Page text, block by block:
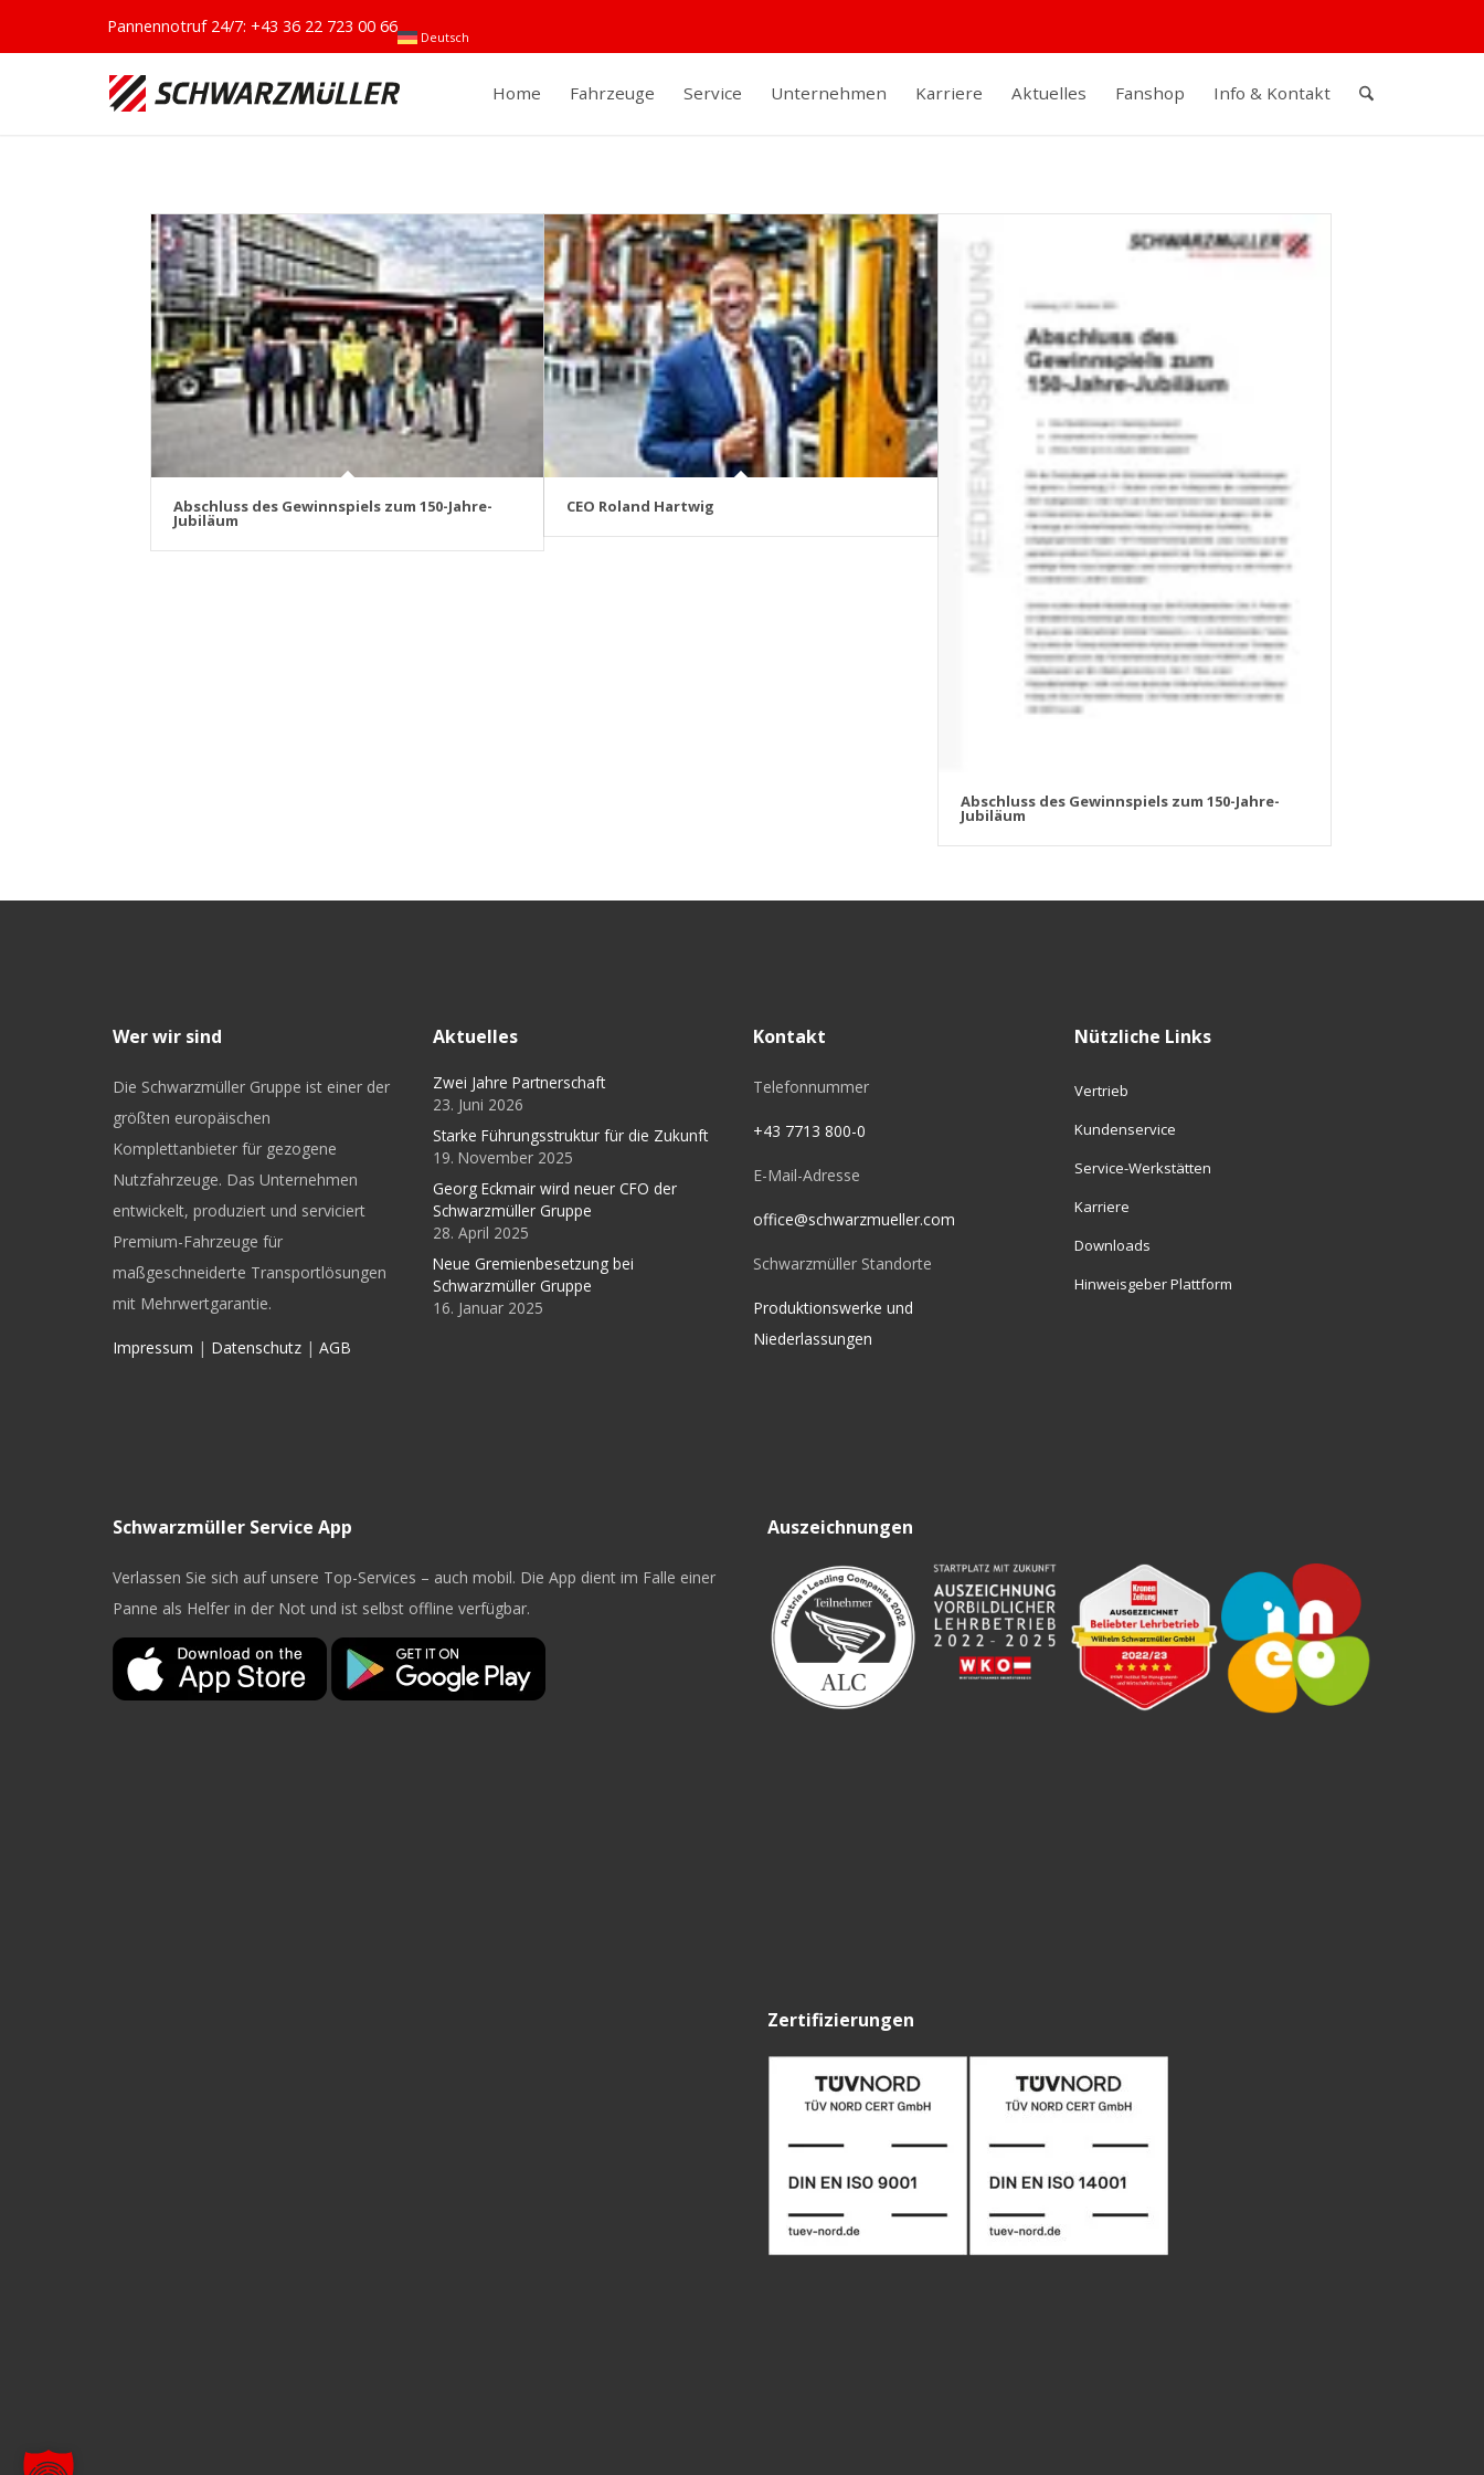
Deutsch
Pannennotruf 24/7: +43 36 22 723 00 66
Home Fahrzeuge Service Unternehmen Karriere Aktuelles Fanshop Info & Kontakt
Abschluss des Gewinnspiels zum 150-Jahre-
Jubiläum
CEO Roland Hartwig
Abschluss des Gewinnspiels zum 150-Jahre-
Jubiläum
Wer wir sind
Die Schwarzmüller Gruppe ist einer der
größten europäischen
Komplettanbieter für gezogene
Nutzfahrzeuge. Das Unternehmen
entwickelt, produziert und serviciert
Premium-Fahrzeuge für
maßgeschneiderte Transportlösungen
mit Mehrwertgarantie.
Impressum | Datenschutz | AGB
Aktuelles
Zwei Jahre Partnerschaft
23. Juni 2026
Starke Führungsstruktur für die Zukunft
19. November 2025
Georg Eckmair wird neuer CFO der
Schwarzmüller Gruppe
28. April 2025
Neue Gremienbesetzung bei
Schwarzmüller Gruppe
16. Januar 2025
Kontakt
Telefonnummer
+43 7713 800-0
E-Mail-Adresse
office@schwarzmueller.com
Schwarzmüller Standorte
Produktionswerke und
Niederlassungen
Nützliche Links
Vertrieb
Kundenservice
Service-Werkstätten
Karriere
Downloads
Hinweisgeber Plattform
Schwarzmüller Service App
Verlassen Sie sich auf unsere Top-Services – auch mobil. Die App dient im Falle einer
Panne als Helfer in der Not und ist selbst offline verfügbar.
Auszeichnungen
Zertifizierungen